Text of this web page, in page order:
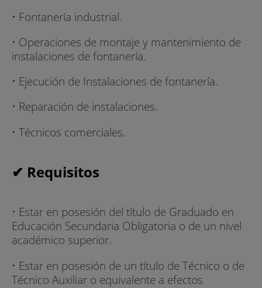
• Fontanería industrial.
• Operaciones de montaje y mantenimiento de
instalaciones de fontanería.
• Ejecución de Instalaciones de fontanería.
• Reparación de instalaciones.
• Técnicos comerciales.
✔ Requisitos
• Estar en posesión del título de Graduado en
Educación Secundaria Obligatoria o de un nivel
académico superior.
• Estar en posesión de un título de Técnico o de
Técnico Auxiliar o equivalente a efectos